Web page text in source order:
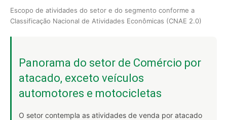
Escopo de atividades do setor e do segmento conforme a
Classificação Nacional de Atividades Econômicas (CNAE 2.0)
Panorama do setor de Comércio por
atacado, exceto veículos
automotores e motocicletas
O setor contempla as atividades de venda por atacado